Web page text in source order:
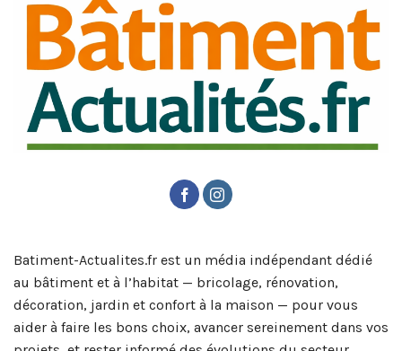
Batiment-Actualites.fr est un média indépendant dédié
au bâtiment et à l’habitat — bricolage, rénovation,
décoration, jardin et confort à la maison — pour vous
aider à faire les bons choix, avancer sereinement dans vos